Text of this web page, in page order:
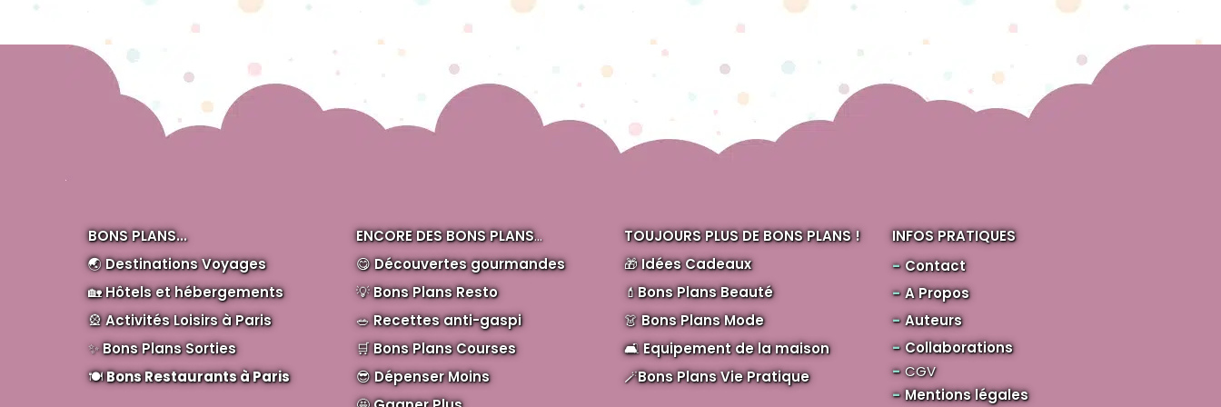
BONS PLANS...
🌏Destinations Voyages
🏡Hôtels et hébergements
🎡Activités Loisirs à Paris
✨Bons Plans Sorties
🍽️Bons Restaurants à Paris
ENCORE DES BONS PLANS...
😋Découvertes gourmandes
💡Bons Plans Resto
🥗Recettes anti-gaspi
🛒Bons Plans Courses
😎Dépenser Moins
TOUJOURS PLUS DE BONS PLANS !
🎁Idées Cadeaux
💄Bons Plans Beauté
👗Bons Plans Mode
🛋️Equipement de la maison
🪄Bons Plans Vie Pratique
INFOS PRATIQUES
Contact
A Propos
Auteurs
Collaborations
CGV
Mentions légales